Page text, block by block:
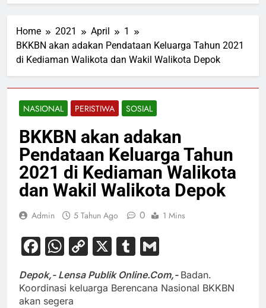
Home 2021 April
1
BKKBN akan adakan Pendataan Keluarga Tahun 2021
di Kediaman Walikota dan Wakil Walikota Depok
NASIONAL PERISTIWA SOSIAL
BKKBN akan adakan
Pendataan Keluarga Tahun
2021 di Kediaman Walikota
dan Wakil Walikota Depok
Admin 5 Tahun Ago 0 1 Mins
Facebook
WhatsApp
Copy
Link
X Tumblr
Depok,- Lensa Publik Online.Com,- Badan.
Koordinasi keluarga Berencana Nasional BKKBN
akan segera